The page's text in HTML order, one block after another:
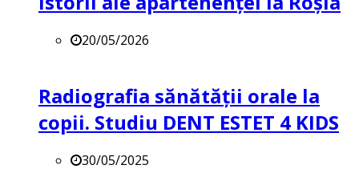
20/05/2026
Radiografia sănătății orale la
copii. Studiu DENT ESTET 4 KIDS
30/05/2025